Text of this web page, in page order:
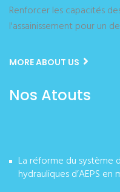
Renforcer les capacités
l'assainissement pour un
MORE ABOUT US
Nos Atouts
La réforme du système
hydrauliques d’AEPS